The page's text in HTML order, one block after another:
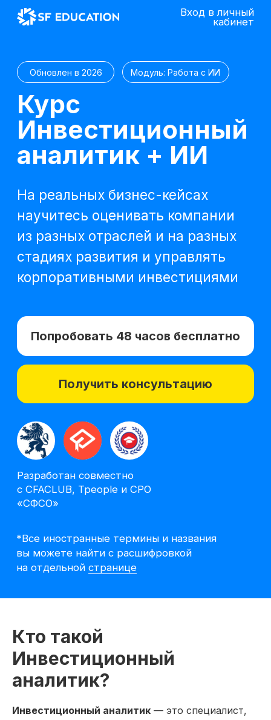
Вход в личный
кабинет
Курс
Инвестиционный
аналитик + ИИ
На реальных бизнес-кейсах
научитесь оценивать компании
корпоративными инвестициями
Попробовать 48 часов бесплатно
Получить консультацию
*Все иностранные термины и названия
вы можете найти с расшифровкой
на отдельнойстранице
Разработан совместно
с CFACLUB, Tpeople и СРО
Кто такой
Инвестиционный
аналитик?
Инвестиционный аналитик — это специалист,